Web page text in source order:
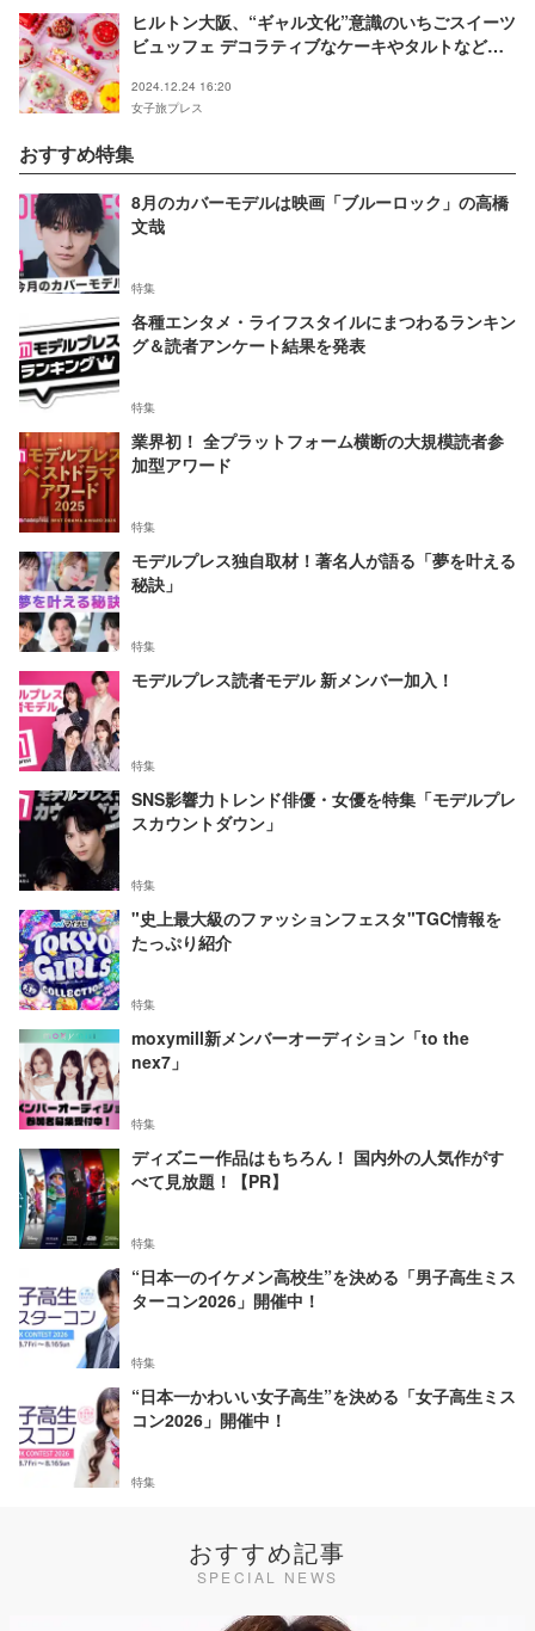
ヒルトン大阪、“ギャル文化”意識のいちごスイーツ
ビュッフェ デコラティブなケーキやタルトなど約
2024.12.24 16:20
女子旅プレス
おすすめ特集
8月のカバーモデルは映画「ブルーロック」の高橋
文哉
特集
各種エンタメ・ライフスタイルにまつわるランキン
グ＆読者アンケート結果を発表
特集
業界初！ 全プラットフォーム横断の大規模読者参
加型アワード
特集
モデルプレス独自取材！著名人が語る「夢を叶える
秘訣」
特集
モデルプレス読者モデル 新メンバー加入！
特集
SNS影響力トレンド俳優・女優を特集「モデルプレ
スカウントダウン」
特集
"史上最大級のファッションフェスタ"TGC情報を
たっぷり紹介
特集
moxymill新メンバーオーディション「to the
nex7」
特集
ディズニー作品はもちろん！ 国内外の人気作がす
べて見放題！【PR】
特集
“日本一のイケメン高校生”を決める「男子高生ミス
ターコン2026」開催中！
特集
“日本一かわいい女子高生”を決める「女子高生ミス
コン2026」開催中！
特集
おすすめ記事
SPECIAL NEWS